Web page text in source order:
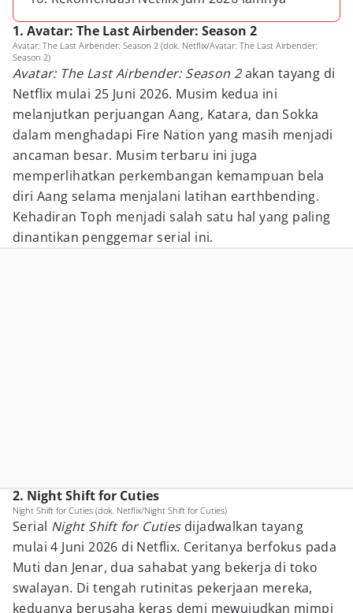
1. Avatar: The Last Airbender: Season 2
Avatar: The Last Airbender: Season 2 (dok. Netflix/Avatar: The Last Airbender:
Season 2)
Avatar: The Last Airbender: Season 2akan tayang di
Netflix mulai 25 Juni 2026. Musim kedua ini
melanjutkan perjuangan Aang, Katara, dan Sokka
dalam menghadapi Fire Nation yang masih menjadi
ancaman besar. Musim terbaru ini juga
memperlihatkan perkembangan kemampuan bela
diri Aang selama menjalani latihan earthbending.
Kehadiran Toph menjadi salah satu hal yang paling
dinantikan penggemar serial ini.
2. Night Shift for Cuties
Night Shift for Cuties (dok. Netflix/Night Shift for Cuties)
Serial Night Shift for Cuties dijadwalkan tayang
mulai 4 Juni 2026 di Netflix. Ceritanya berfokus pada
Muti dan Jenar, dua sahabat yang bekerja di toko
swalayan. Di tengah rutinitas pekerjaan mereka,
keduanya berusaha keras demi mewujudkan mimpi